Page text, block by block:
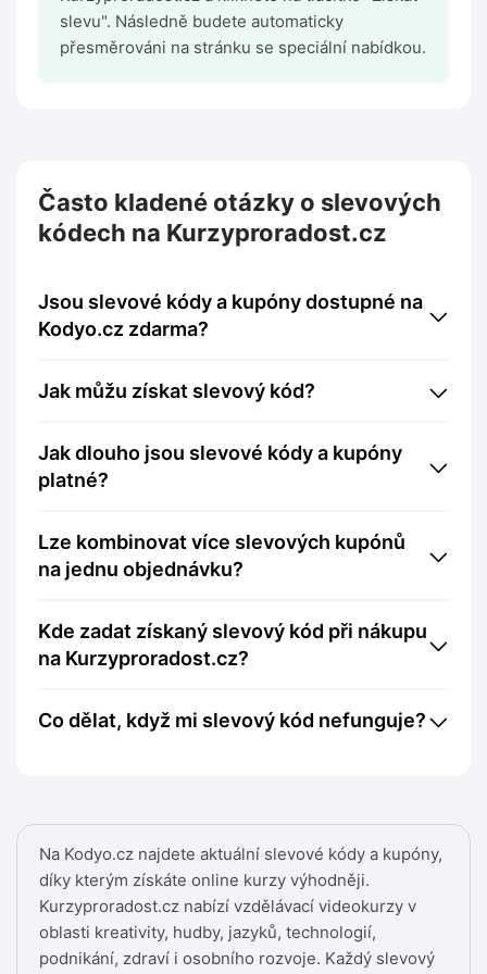
Na Kodyo.cz najdete aktuální slevové kódy a kupóny,
díky kterým získáte online kurzy výhodněji.
Kurzyproradost.cz nabízí vzdělávací videokurzy v
oblasti kreativity, hudby, jazyků, technologií,
podnikání, zdraví i osobního rozvoje. Každý slevový
slevu". Následně budete automaticky
přesměrováni na stránku se speciální nabídkou.
Často kladené otázky o slevových
kódech na Kurzyproradost.cz
Jsou slevové kódy a kupóny dostupné na
Kodyo.cz zdarma?
Jak můžu získat slevový kód?
Jak dlouho jsou slevové kódy a kupóny
platné?
Lze kombinovat více slevových kupónů
na jednu objednávku?
Kde zadat získaný slevový kód při nákupu
na Kurzyproradost.cz?
Co dělat, když mi slevový kód nefunguje?